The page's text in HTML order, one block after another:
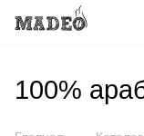
100%